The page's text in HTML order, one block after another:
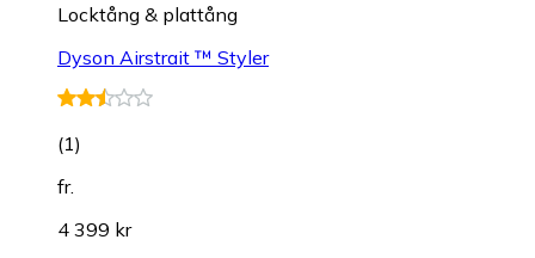
Locktång & plattång
Dyson Airstrait ™ Styler
(1)
fr.
4 399 kr